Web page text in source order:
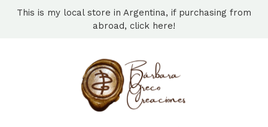
This is my local store in Argentina, if purchasing from
abroad, click here!